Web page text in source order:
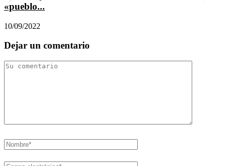
«pueblo...
10/09/2022
Dejar un comentario